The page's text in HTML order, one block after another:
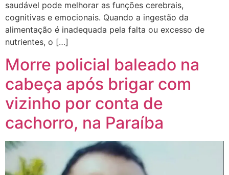
saudável pode melhorar as funções cerebrais,
cognitivas e emocionais. Quando a ingestão da
alimentação é inadequada pela falta ou excesso de
nutrientes, o […]
Morre policial baleado na
cabeça após brigar com
vizinho por conta de
cachorro, na Paraíba